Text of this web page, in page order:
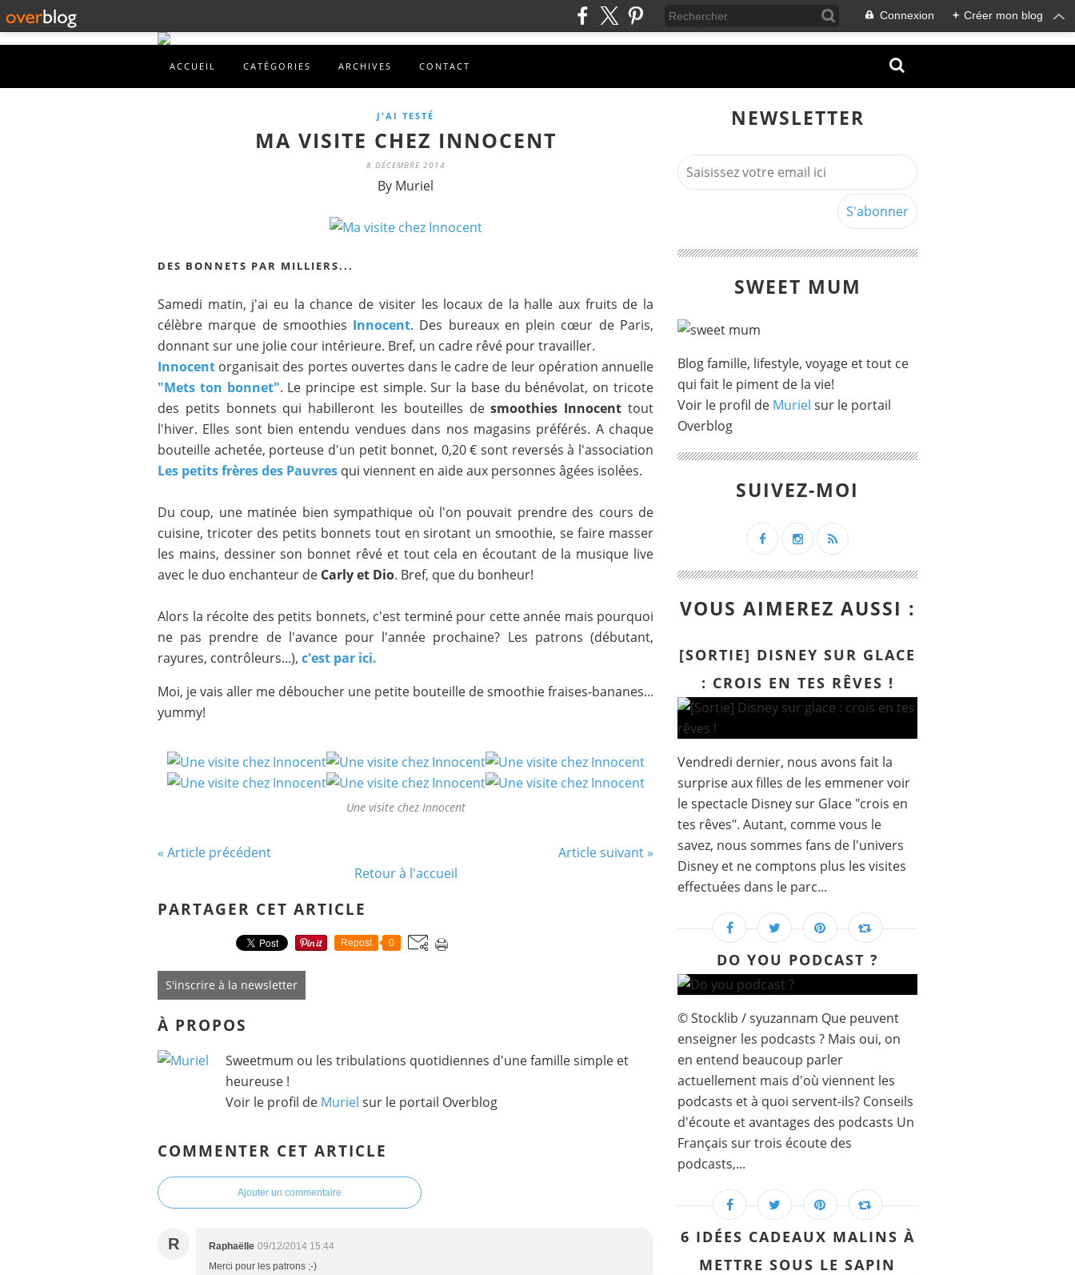
Connexion + Créer mon blog
ACCUEIL CATÉGORIES ARCHIVES CONTACT
J'AI TESTÉ
MA VISITE CHEZ INNOCENT
8 DÉCEMBRE 2014
By Muriel
DES BONNETS PAR MILLIERS...
Samedi matin, j'ai eu la chance de visiter les locaux de la halle aux fruits de la
célèbre marque de smoothies Innocent. Des bureaux en plein cœur de Paris,
donnant sur une jolie cour intérieure. Bref, un cadre rêvé pour travailler.
Innocent organisait des portes ouvertes dans le cadre de leur opération annuelle
"Mets ton bonnet". Le principe est simple. Sur la base du bénévolat, on tricote
des petits bonnets qui habilleront les bouteilles desmoothies Innocent tout
l'hiver. Elles sont bien entendu vendues dans nos magasins préférés. A chaque
bouteille achetée, porteuse d'un petit bonnet, 0,20 € sont reversés à l'association
Les petits frères des Pauvres qui viennent en aide aux personnes âgées isolées.
Du coup, une matinée bien sympathique où l'on pouvait prendre des cours de
cuisine, tricoter des petits bonnets tout en sirotant un smoothie, se faire masser
les mains, dessiner son bonnet rêvé et tout cela en écoutant de la musique live
avec le duo enchanteur de Carly et Dio. Bref, que du bonheur!
Alors la récolte des petits bonnets, c'est terminé pour cette année mais pourquoi
ne pas prendre de l'avance pour l'année prochaine? Les patrons (débutant,
rayures, contrôleurs...), c'est par ici.
Moi, je vais aller me déboucher une petite bouteille de smoothie fraises-bananes...
yummy!
Une visite chez Innocent
« Article précédent
Article suivant »
Retour à l'accueil
PARTAGER CET ARTICLE
Repost 0
S'inscrire à la newsletter
À PROPOS
Sweetmum ou les tribulations quotidiennes d'une famille simple et
heureuse !
Voir le profil de Muriel sur le portail Overblog
COMMENTER CET ARTICLE
Ajouter un commentaire
R Raphaëlle 09/12/2014 15:44
Merci pour les patrons ;-)
NEWSLETTER
SWEET MUM
Blog famille, lifestyle, voyage et tout ce
qui fait le piment de la vie!
Voir le profil de Muriel sur le portail
Overblog
SUIVEZ-MOI
VOUS AIMEREZ AUSSI :
[SORTIE] DISNEY SUR GLACE
: CROIS EN TES RÊVES !
Vendredi dernier, nous avons fait la
surprise aux filles de les emmener voir
le spectacle Disney sur Glace "crois en
tes rêves". Autant, comme vous le
savez, nous sommes fans de l'univers
Disney et ne comptons plus les visites
effectuées dans le parc...
DO YOU PODCAST ?
© Stocklib / syuzannam Que peuvent
enseigner les podcasts ? Mais oui, on
en entend beaucoup parler
actuellement mais d'où viennent les
podcasts et à quoi servent-ils? Conseils
d'écoute et avantages des podcasts Un
Français sur trois écoute des
podcasts,...
6 IDÉES CADEAUX MALINS À
METTRE SOUS LE SAPIN